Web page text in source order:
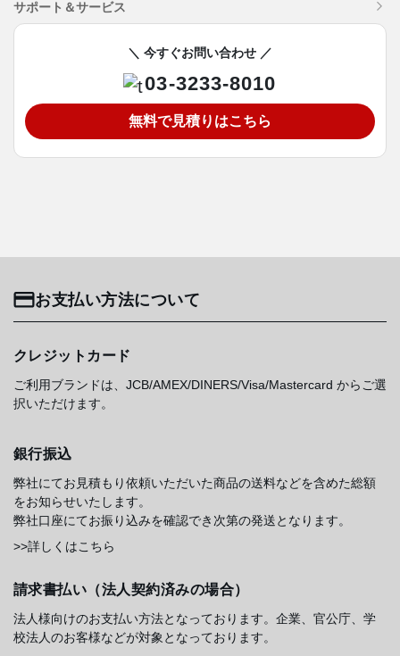
サポート＆サービス
＼ 今すぐお問い合わせ ／
03-3233-8010
無料で見積りはこちら
お支払い方法について
クレジットカード
ご利用ブランドは、JCB/AMEX/DINERS/Visa/Mastercard からご選
択いただけます。
銀行振込
弊社にてお見積もり依頼いただいた商品の送料などを含めた総額
をお知らせいたします。
弊社口座にてお振り込みを確認でき次第の発送となります。
>>詳しくはこちら
請求書払い（法人契約済みの場合）
法人様向けのお支払い方法となっております。企業、官公庁、学
校法人のお客様などが対象となっております。